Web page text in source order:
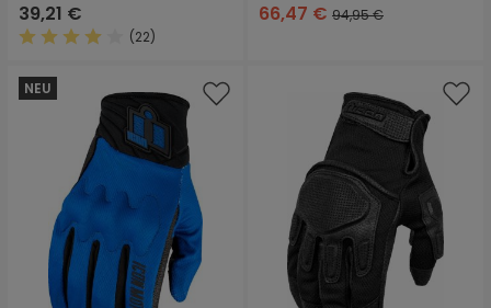
39,21 €
(22)
66,47 € 94,95 €
NEU